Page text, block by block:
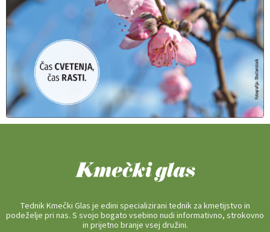
Tednik Kmečki Glas je edini specializirani tednik za kmetijstvo in
podeželje pri nas. S svojo bogato vsebino nudi informativno, strokovno
in prijetno branje vsej družini.